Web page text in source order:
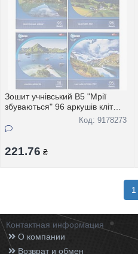
Зошит учнівський В5 "Мрії
збуваються" 96 аркушів кліт
"Природа" 3744 8штКод: 9178273
221.76 ₴
1
Контактная информация
О компании
Возврат и обмен